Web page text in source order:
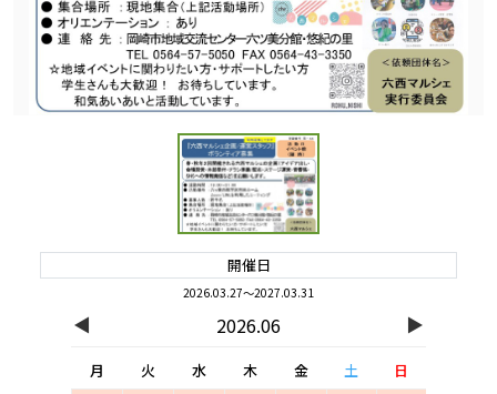
開催日
2026.03.27～2027.03.31
◀ 2026.06 ▶
月 火 水 木 金 土
日